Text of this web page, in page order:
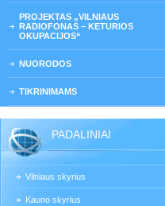
PROJEKTAS „VILNIAUS
RADIOFONAS – KETURIOS
OKUPACIJOS“
NUORODOS
TIKRINIMAMS
PADALINIAI
Vilniaus skyrius
Kauno skyrius